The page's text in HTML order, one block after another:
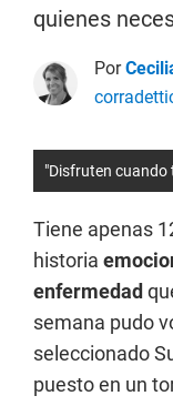
quienes
Por
"Disfruten cuando
Tiene apenas
historia
enfermedad
semana pudo
seleccionado
puesto en un